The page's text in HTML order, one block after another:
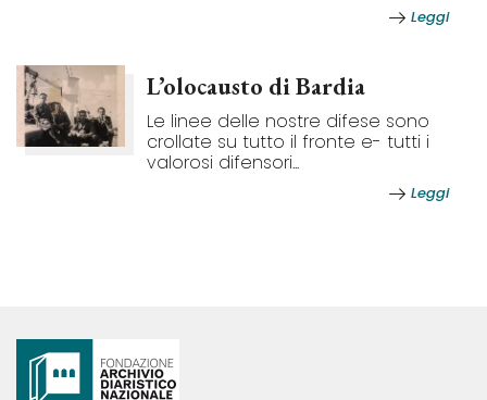
Leggi
L’olocausto di Bardia
Le linee delle nostre difese sono
crollate su tutto il fronte e- tutti i
valorosi difensori...
Leggi